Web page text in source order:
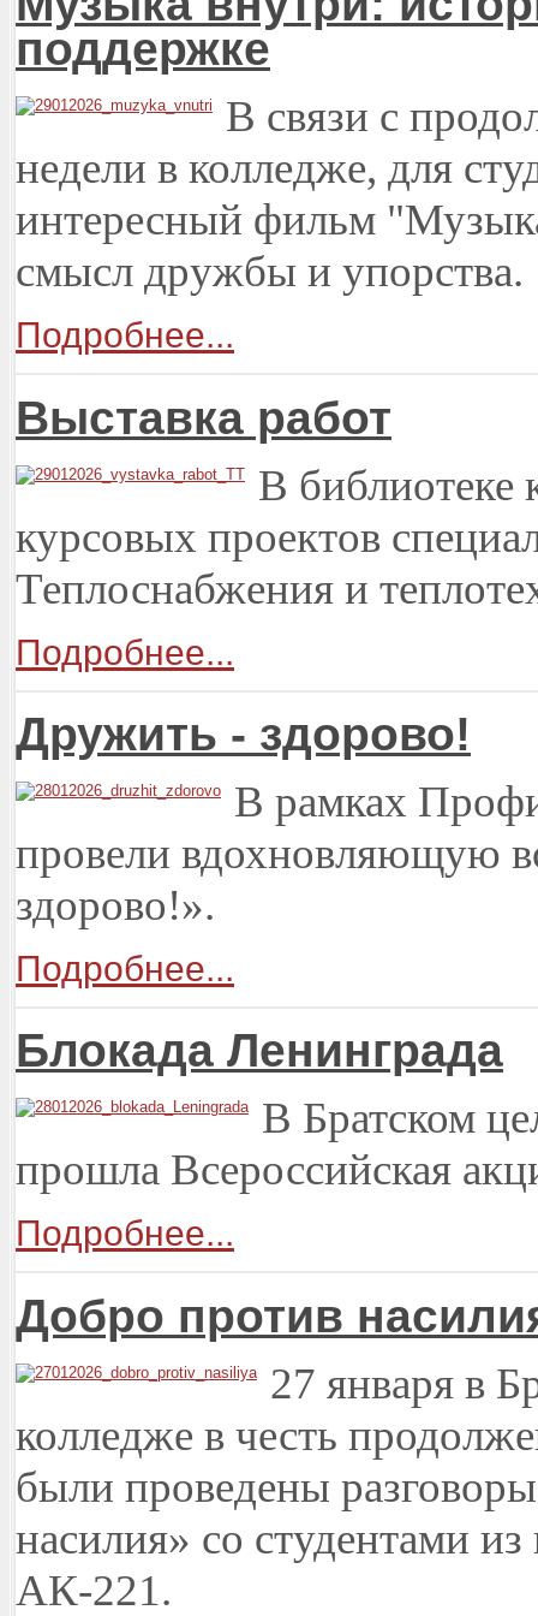
поддержке
В связи с
недели в колледже, для
интересный фильм
смысл дружбы и упорства.
Подробнее...
Выставка работ
В библиотеке
курсовых проектов
Теплоснабжения и
Подробнее...
Дружить - здорово!
В рамках
провели вдохновляющую
здорово!».
Подробнее...
Блокада Ленинграда
В Братском
прошла Всероссийская
Подробнее...
Добро против
27 января в
колледже в честь
были проведены
насилия» со студентами
АК-221.